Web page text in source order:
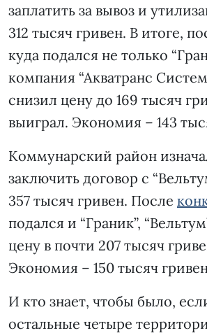
заплатить за вывоз и
312 тысяч гривен. В итоге,
куда подался не только
компания “Акватранс
снизил цену до 169 тысяч
выиграл. Экономия – 143
Коммунарский район
заключить договор с
357 тысяч гривен. После
подался и “Граник”,
цену в почти 207 тысяч
Экономия – 150 тысяч
И кто знает, чтобы было,
остальные четыре